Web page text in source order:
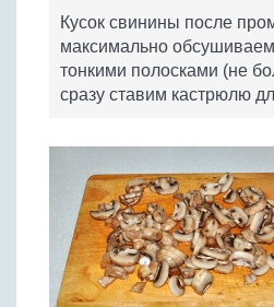
Кусок свинины после
максимально
тонкими полосками (не
сразу ставим кастрюлю